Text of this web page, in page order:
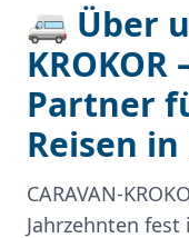
🚐 Über
KROKOR
Partner
Reisen
CARAVAN-
Jahrzehnten